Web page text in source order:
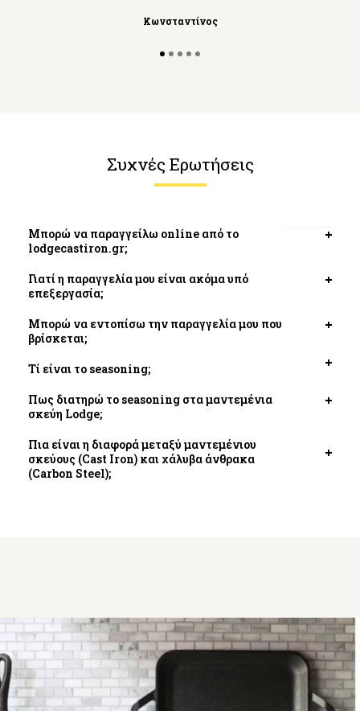
Κωνσταντίνος
Συχνές Ερωτήσεις
Μπορώ να παραγγείλω online από το
lodgecastiron.gr;
Γιατί η παραγγελία μου είναι ακόμα υπό
επεξεργασία;
Μπορώ να εντοπίσω την παραγγελία μου που
βρίσκεται;
tab
Τί είναι το seasoning;
tab
Πως διατηρώ το seasoning στα μαντεμένια
σκεύη Lodge;
Πια είναι η διαφορά μεταξύ μαντεμένιου
σκεύους (Cast Iron) και χάλυβα άνθρακα
(Carbon Steel);